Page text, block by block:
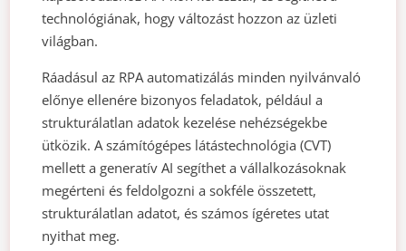
technológiának, hogy változást hozzon az üzleti
világban.
Ráadásul az RPA automatizálás minden nyilvánvaló
előnye ellenére bizonyos feladatok, például a
strukturálatlan adatok kezelése nehézségekbe
ütközik. A számítógépes látástechnológia (CVT)
mellett a generatív AI segíthet a vállalkozásoknak
megérteni és feldolgozni a sokféle összetett,
strukturálatlan adatot, és számos ígéretes utat
nyithat meg.